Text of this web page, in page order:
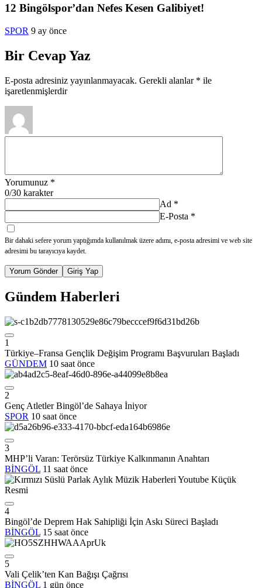
12 Bingölspor’dan Nefes Kesen Galibiyet!
SPOR 9 ay önce
Bir Cevap Yaz
E-posta adresiniz yayınlanmayacak. Gerekli alanlar * ile
işaretlenmişlerdir
Yorumunuz *
0/30 karakter
Ad *
E-Posta *
Bir dahaki sefere yorum yaptığımda kullanılmak üzere adımı, e-posta adresimi ve web site
adresimi bu tarayıcıya kaydet.
Yorum Gönder Giriş Yap
Gündem Haberleri
1
Türkiye–Fransa Gençlik Değişim Programı Başvuruları Başladı
GÜNDEM 10 saat önce
2
Genç Atletler Bingöl’de Sahaya İniyor
SPOR 10 saat önce
3
MHP’li Varan: Terörsüz Türkiye Kalkınmanın Anahtarı
BİNGÖL 11 saat önce
4
Bingöl’de Deprem Hak Sahipliği İçin Askı Süreci Başladı
BİNGÖL 15 saat önce
5
Vali Çelik’ten Kan Bağışı Çağrısı
BİNGÖL 1 gün önce